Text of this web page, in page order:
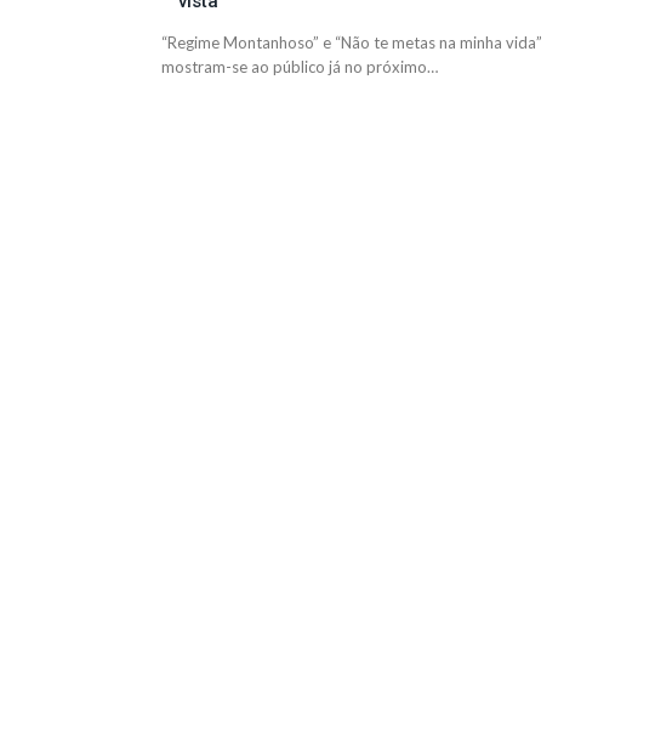
“Regime Montanhoso” e “Não te metas na minha vida”
mostram-se ao público já no próximo…